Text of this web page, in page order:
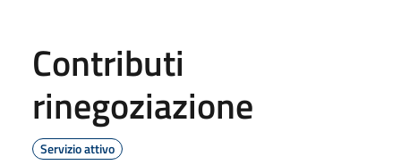
Contributi
rinegoziazione
Servizio attivo